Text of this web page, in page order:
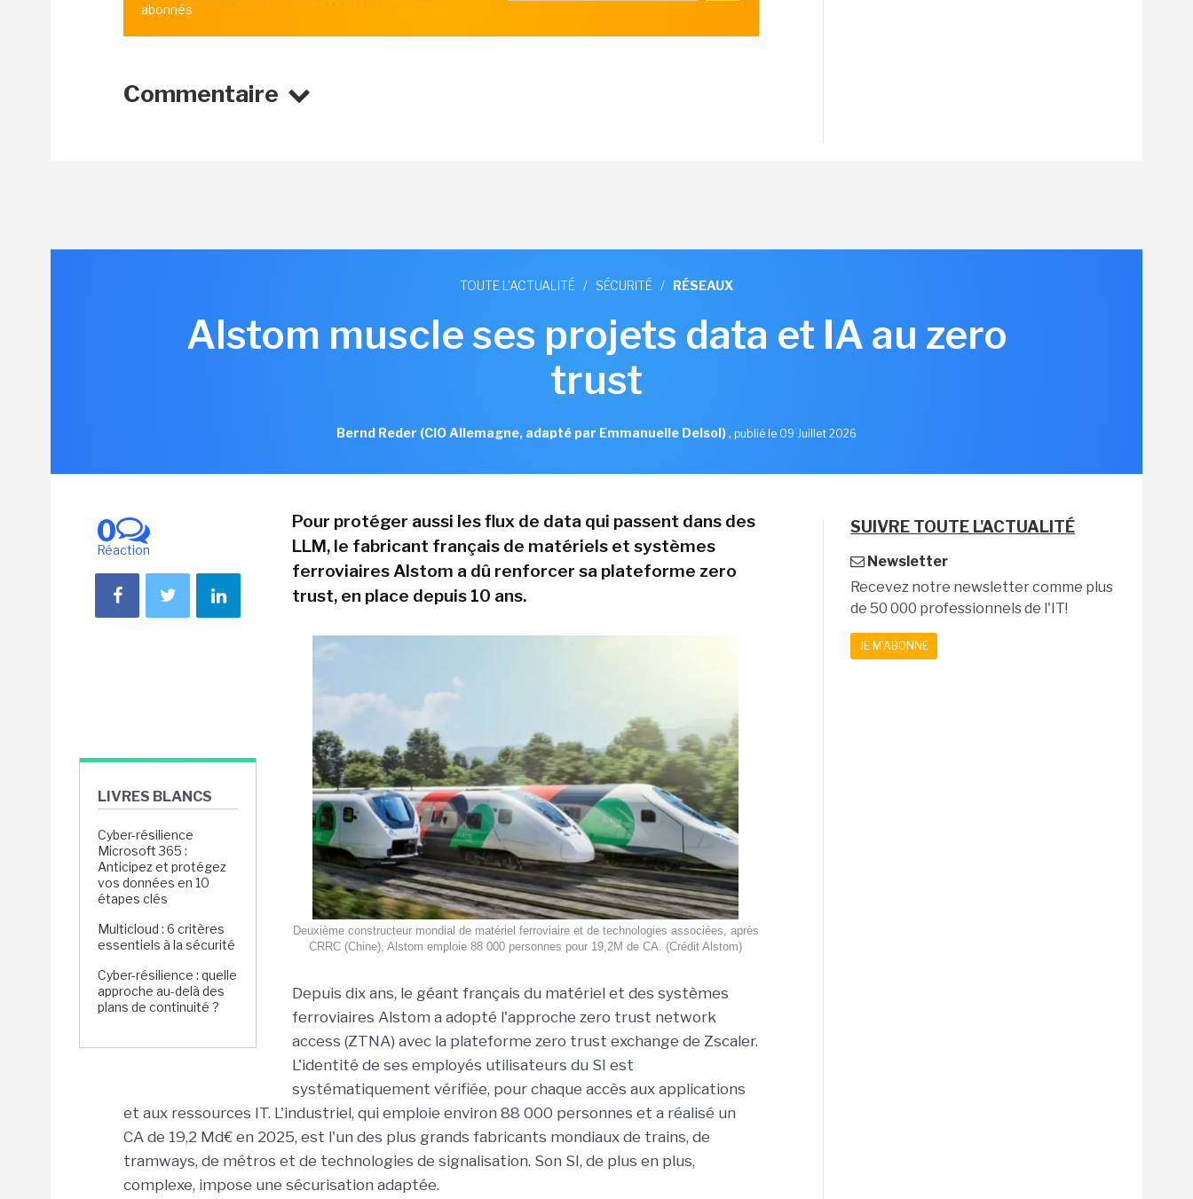
abonnés
Commentaire
TOUTE L'ACTUALITÉ / SÉCURITÉ / RÉSEAUX
Alstom muscle ses projets data et IA au zero
trust
Bernd Reder (CIO Allemagne, adapté par Emmanuelle Delsol), publié le 09 Juillet 2026
0
Réaction
LIVRES BLANCS
Cyber-résilience
Microsoft 365 :
Anticipez et protégez
vos données en 10
étapes clés
Multicloud : 6 critères
essentiels à la sécurité
Cyber-résilience : quelle
approche au-delà des
plans de continuité ?
Pour protéger aussi les flux de data qui passent dans des
LLM, le fabricant français de matériels et systèmes
ferroviaires Alstom a dû renforcer sa plateforme zero
trust, en place depuis 10 ans.
Deuxième constructeur mondial de matériel ferroviaire et de technologies associées, après
CRRC (Chine), Alstom emploie 88 000 personnes pour 19,2M de CA. (Crédit Alstom)
Depuis dix ans, le géant français du matériel et des systèmes
ferroviaires Alstom a adopté l'approche zero trust network
access (ZTNA) avec la plateforme zero trust exchange de Zscaler.
L'identité de ses employés utilisateurs du SI est
systématiquement vérifiée, pour chaque accès aux applications
et aux ressources IT. L'industriel, qui emploie environ 88 000 personnes et a réalisé un
CA de 19,2 Md€ en 2025, est l'un des plus grands fabricants mondiaux de trains, de
tramways, de métros et de technologies de signalisation. Son SI, de plus en plus,
complexe, impose une sécurisation adaptée.
SUIVRE TOUTE L'ACTUALITÉ
Newsletter
Recevez notre newsletter comme plus
de 50 000 professionnels de l'IT!
JE M'ABONNE